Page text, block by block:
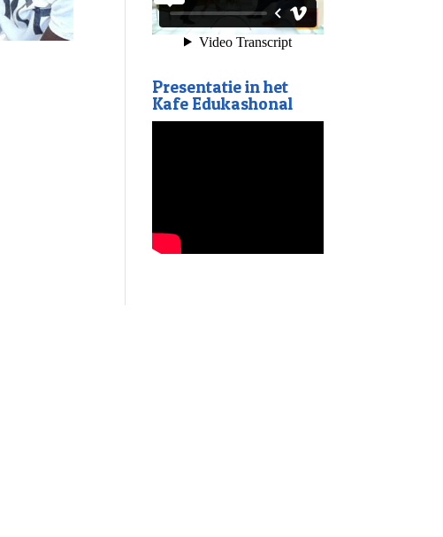
Presentatie in het
Kafe Edukashonal